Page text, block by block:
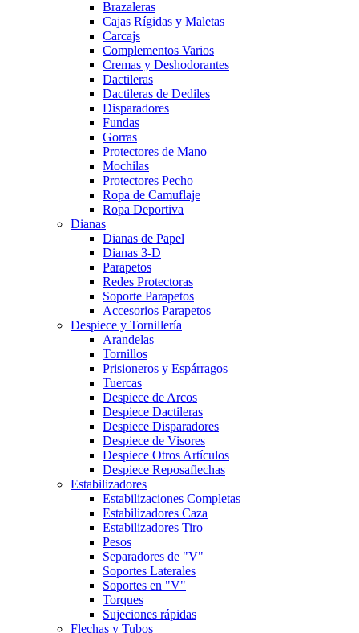
Brazaleras
Cajas Rígidas y Maletas
Carcajs
Complementos Varios
Cremas y Deshodorantes
Dactileras
Dactileras de Dediles
Disparadores
Fundas
Gorras
Protectores de Mano
Mochilas
Protectores Pecho
Ropa de Camuflaje
Ropa Deportiva
Dianas
Dianas de Papel
Dianas 3-D
Parapetos
Redes Protectoras
Soporte Parapetos
Accesorios Parapetos
Despiece y Tornillería
Arandelas
Tornillos
Prisioneros y Espárragos
Tuercas
Despiece de Arcos
Despiece Dactileras
Despiece Disparadores
Despiece de Visores
Despiece Otros Artículos
Despiece Reposaflechas
Estabilizadores
Estabilizaciones Completas
Estabilizadores Caza
Estabilizadores Tiro
Pesos
Separadores de "V"
Soportes Laterales
Soportes en "V"
Torques
Sujeciones rápidas
Flechas y Tubos